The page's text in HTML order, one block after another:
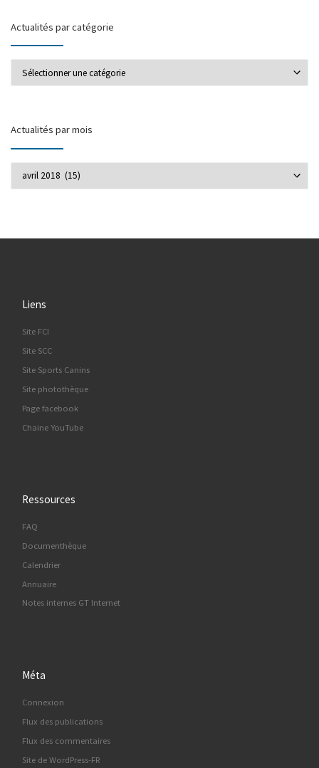
Actualités par catégorie
Actualités par mois
Liens
Site FCI
Site SCC
Site Sports Canins
Site photothèque
Page facebook
Chaine YouTube
Ressources
FAQ
Documenthèque
Calendrier
Annuaire
Notes internes GT Internet
Méta
Connexion
Flux des publications
Flux des commentaires
Site de WordPress-FR